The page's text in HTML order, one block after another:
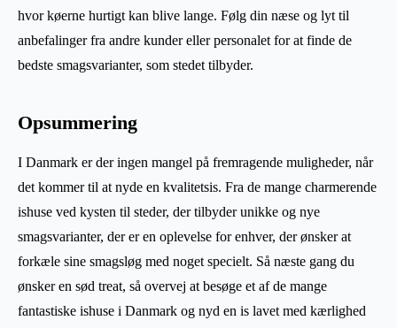
hvor køerne hurtigt kan blive lange. Følg din næse og lyt til
anbefalinger fra andre kunder eller personalet for at finde de
bedste smagsvarianter, som stedet tilbyder.
Opsummering
I Danmark er der ingen mangel på fremragende muligheder, når
det kommer til at nyde en kvalitetsis. Fra de mange charmerende
ishuse ved kysten til steder, der tilbyder unikke og nye
smagsvarianter, der er en oplevelse for enhver, der ønsker at
forkæle sine smagsløg med noget specielt. Så næste gang du
ønsker en sød treat, så overvej at besøge et af de mange
fantastiske ishuse i Danmark og nyd en is lavet med kærlighed